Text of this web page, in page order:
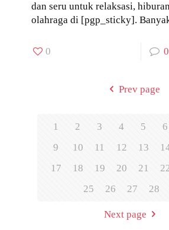
dan seru untuk relaksasi,
olahraga di [pgp_sticky].
0 0
Prev page
1 2 3 4 5 6
9
10 11 12 13
17
18 19 20 21
25
26 27 28
Next page